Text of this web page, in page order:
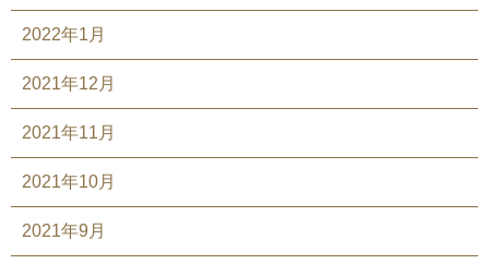
2022年1月
2021年12月
2021年11月
2021年10月
2021年9月